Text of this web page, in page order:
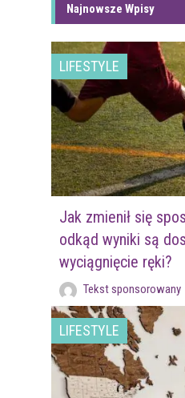
Najnowsze Wpisy
LIFESTYLE
Jak zmienił się
odkąd wyniki są
wyciągnięcie ręki?
Tekst sponsorowany
LIFESTYLE